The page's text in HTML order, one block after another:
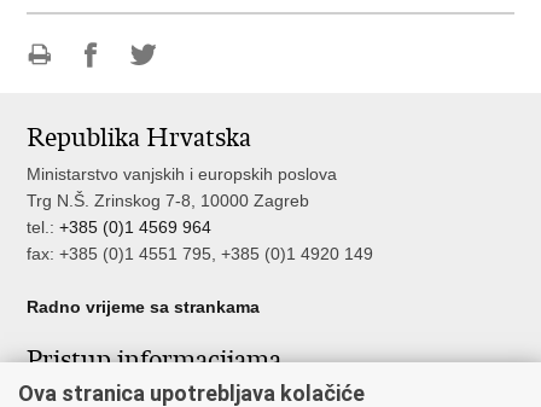
Facebooku
Twitteru
Republika Hrvatska
Ministarstvo vanjskih i europskih poslova
Trg N.Š. Zrinskog 7-8, 10000 Zagreb
tel.:+385 (0)1 4569 964
fax: +385 (0)1 4551 795, +385 (0)1 4920 149
Radno vrijeme sa strankama
Pristup informacijama
Pristup informacijama
Ova stranica upotrebljava kolačiće